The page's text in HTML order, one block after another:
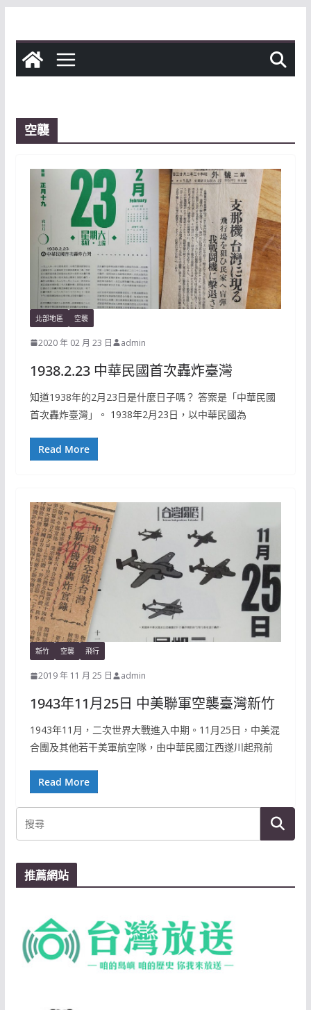
content
空襲
北部地區 空襲
2020 年 02 月 23 日 admin
1938.2.23 中華民國首次轟炸臺灣
知道1938年的2月23日是什麼日子嗎？ 答案是「中華民國
首次轟炸臺灣」。 1938年2月23日，以中華民國為
Read More
新竹 空襲 飛行
2019 年 11 月 25 日 admin
1943年11月25日 中美聯軍空襲臺灣新竹
1943年11月，二次世界大戰進入中期。11月25日，中美混
合團及其他若干美軍航空隊，由中華民國江西遂川起飛前
Read More
推薦網站